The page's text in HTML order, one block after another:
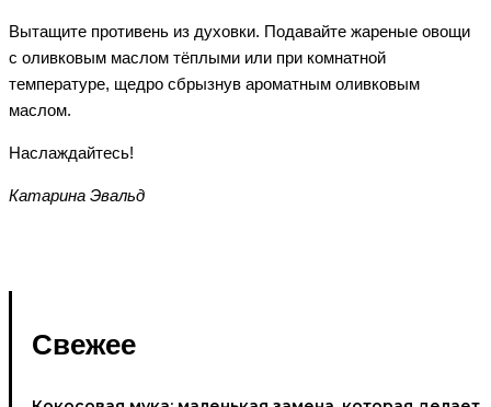
Вытащите противень из духовки. Подавайте жареные овощи
с оливковым маслом тёплыми или при комнатной
температуре, щедро сбрызнув ароматным оливковым
маслом.
Наслаждайтесь!
Катарина Эвальд
Свежее